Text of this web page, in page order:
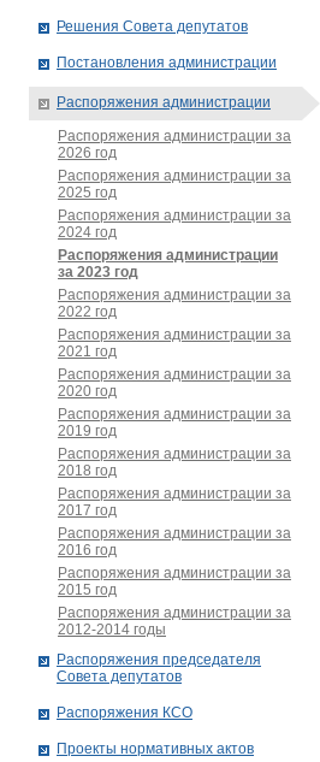
Решения Совета депутатов
Постановления администрации
Распоряжения администрации
Распоряжения администрации за
2026 год
Распоряжения администрации за
2025 год
Распоряжения администрации за
2024 год
Распоряжения администрации
за 2023 год
Распоряжения администрации за
2022 год
Распоряжения администрации за
2021 год
Распоряжения администрации за
2020 год
Распоряжения администрации за
2019 год
Распоряжения администрации за
2018 год
Распоряжения администрации за
2017 год
Распоряжения администрации за
2016 год
Распоряжения администрации за
2015 год
Распоряжения администрации за
2012-2014 годы
Распоряжения председателя
Совета депутатов
Распоряжения КСО
Проекты нормативных актов